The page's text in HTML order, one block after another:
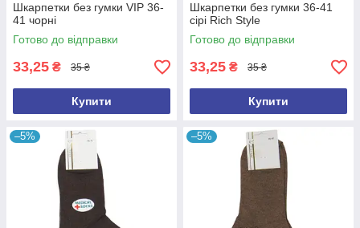
Шкарпетки без гумки VIP 36-
41 чорні
Готово до відправки
33,25 ₴ 35 ₴
Купити
Шкарпетки без гумки 36-41
сірі Rich Style
Готово до відправки
33,25 ₴ 35 ₴
Купити
–5% –5%